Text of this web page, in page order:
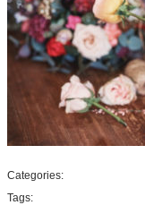
Categories:
Tags: